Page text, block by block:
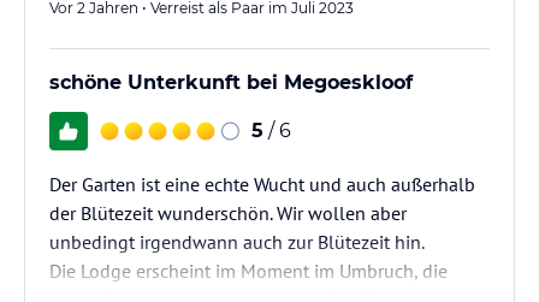
Vor 2 Jahren • Verreist als Paar im Juli 2023
schöne Unterkunft bei Megoeskloof
5 / 6
Der Garten ist eine echte Wucht und auch außerhalb
der Blütezeit wunderschön. Wir wollen aber
unbedingt irgendwann auch zur Blütezeit hin.
Die Lodge erscheint im Moment im Umbruch, die